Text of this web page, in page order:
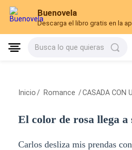
Buenovela
Descarga el libro gratis en la
Busca lo que quieras
Inicio / Romance /CASADA CON
El color de rosa llega a
Carlos desliza mis prendas